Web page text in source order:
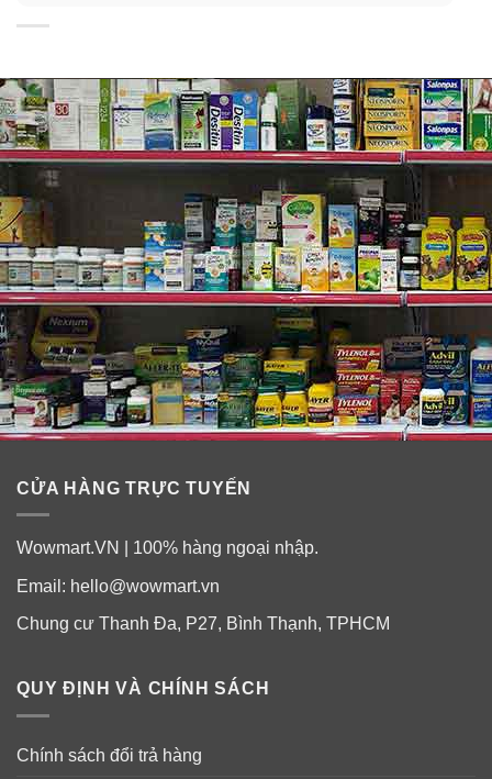
Lưu giữ ở nơi khô thoáng và tránh nhiệt quá mức.
Không màu nhân tạo, hương vị hoặc chất ngọt, không
chất bảo quản. Không có đường, tinh bột, không có
sữa, Lactose, đậu nành, Gluten, lúa mì, men, không cá,
và không Sodium.
Lưu ý: Sản phẩm này không phải là thuốc, không có tác
dụng thay thế thuốc chữa bệnh, hiệu quả sử dụng sản
phẩm tùy thuộc cơ địa của từng người. Vui lòng đọc kỹ
hướng dẫn in trên bao bì sản phẩm trước khi sử dụng.
CỬA HÀNG TRỰC TUYẾN
Wowmart.VN | 100% hàng ngoại nhập.
Email: hello@wowmart.vn
Chung cư Thanh Đa, P27, Bình Thạnh, TPHCM
QUY ĐỊNH VÀ CHÍNH SÁCH
Chính sách đổi trả hàng